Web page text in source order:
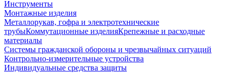
Инструменты
Монтажные изделия
Металлорукав, гофра и электротехнические
трубыКоммутационные изделияКрепежные и расходные
материалы
Системы гражданской обороны и чрезвычайных ситуаций
Контрольно-измерительные устройства
Индивидуальные средства защиты